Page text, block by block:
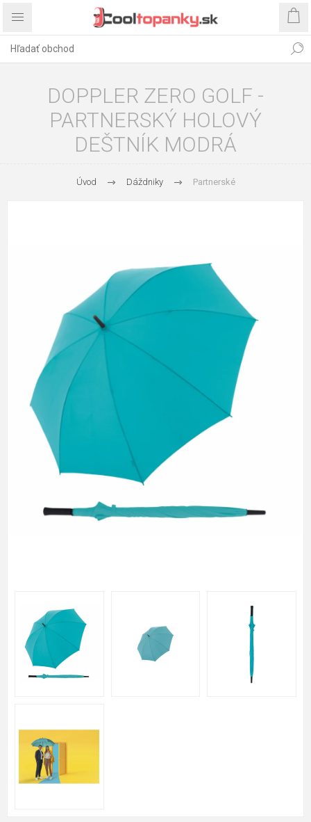
DOPPLER ZERO GOLF -
PARTNERSKÝ HOLOVÝ
DEŠTNÍK MODRÁ
Úvod Dáždniky Partnerské